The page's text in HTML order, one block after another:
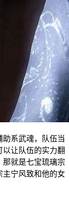
系武魂，队伍当
让队伍的实力翻
就是七宝琉璃宗
主宁风致和他的女